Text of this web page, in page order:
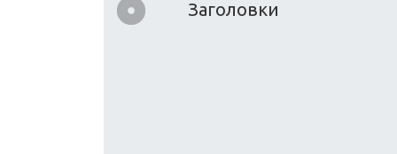
Заголовки